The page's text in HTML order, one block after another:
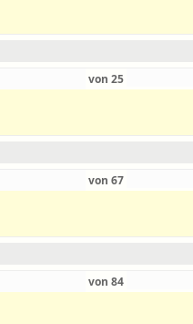
von25
von67
von84